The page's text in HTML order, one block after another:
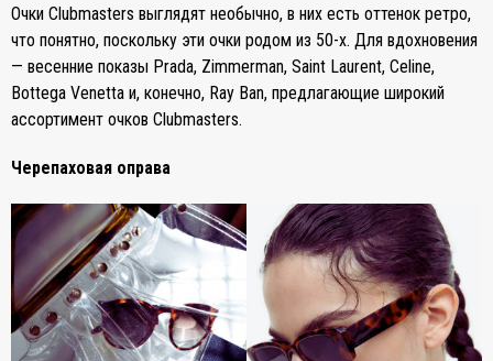
Очки Clubmasters выглядят необычно, в них есть оттенок ретро,
что понятно, поскольку эти очки родом из 50-х. Для вдохновения
— весенние показы Prada, Zimmerman, Saint Laurent, Celine,
Bottega Venetta и, конечно, Ray Ban, предлагающие широкий
ассортимент очков Clubmasters.
Черепаховая оправа